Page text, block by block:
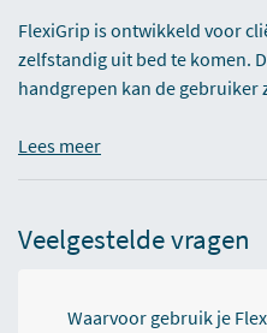
FlexiGrip is ontwikkeld voor
zelfstandig uit bed te komen.
handgrepen kan de gebruiker
Lees meer
Veelgestelde vragen
Waarvoor gebruik je